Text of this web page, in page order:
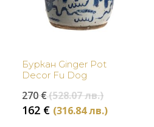
Буркан Ginger Pot
Decor Fu Dog
270€(528.07 лв.)Original
price
162 € (316.84 лв.)